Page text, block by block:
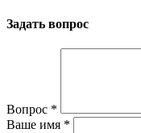
Задать вопрос
Вопрос *
Ваше имя *